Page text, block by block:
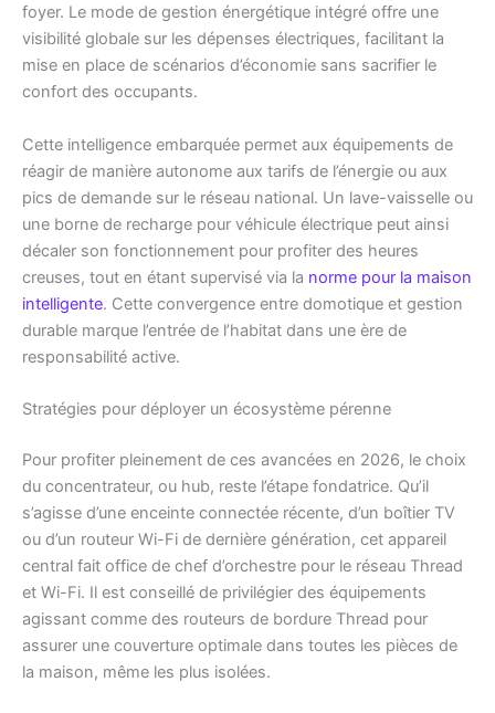
foyer. Le mode de gestion énergétique intégré offre une
visibilité globale sur les dépenses électriques, facilitant la
mise en place de scénarios d’économie sans sacrifier le
confort des occupants.
Cette intelligence embarquée permet aux équipements de
réagir de manière autonome aux tarifs de l’énergie ou aux
pics de demande sur le réseau national. Un lave-vaisselle ou
une borne de recharge pour véhicule électrique peut ainsi
décaler son fonctionnement pour profiter des heures
creuses, tout en étant supervisé via la norme pour la maison
intelligente. Cette convergence entre domotique et gestion
durable marque l’entrée de l’habitat dans une ère de
responsabilité active.
Stratégies pour déployer un écosystème pérenne
Pour profiter pleinement de ces avancées en 2026, le choix
du concentrateur, ou hub, reste l’étape fondatrice. Qu’il
s’agisse d’une enceinte connectée récente, d’un boîtier TV
ou d’un routeur Wi-Fi de dernière génération, cet appareil
central fait office de chef d’orchestre pour le réseau Thread
et Wi-Fi. Il est conseillé de privilégier des équipements
agissant comme des routeurs de bordure Thread pour
assurer une couverture optimale dans toutes les pièces de
la maison, même les plus isolées.